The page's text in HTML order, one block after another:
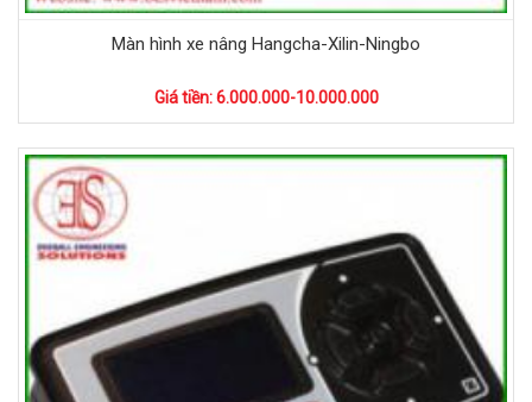
Màn hình xe nâng Hangcha-Xilin-Ningbo
Giá tiền: 6.000.000-10.000.000